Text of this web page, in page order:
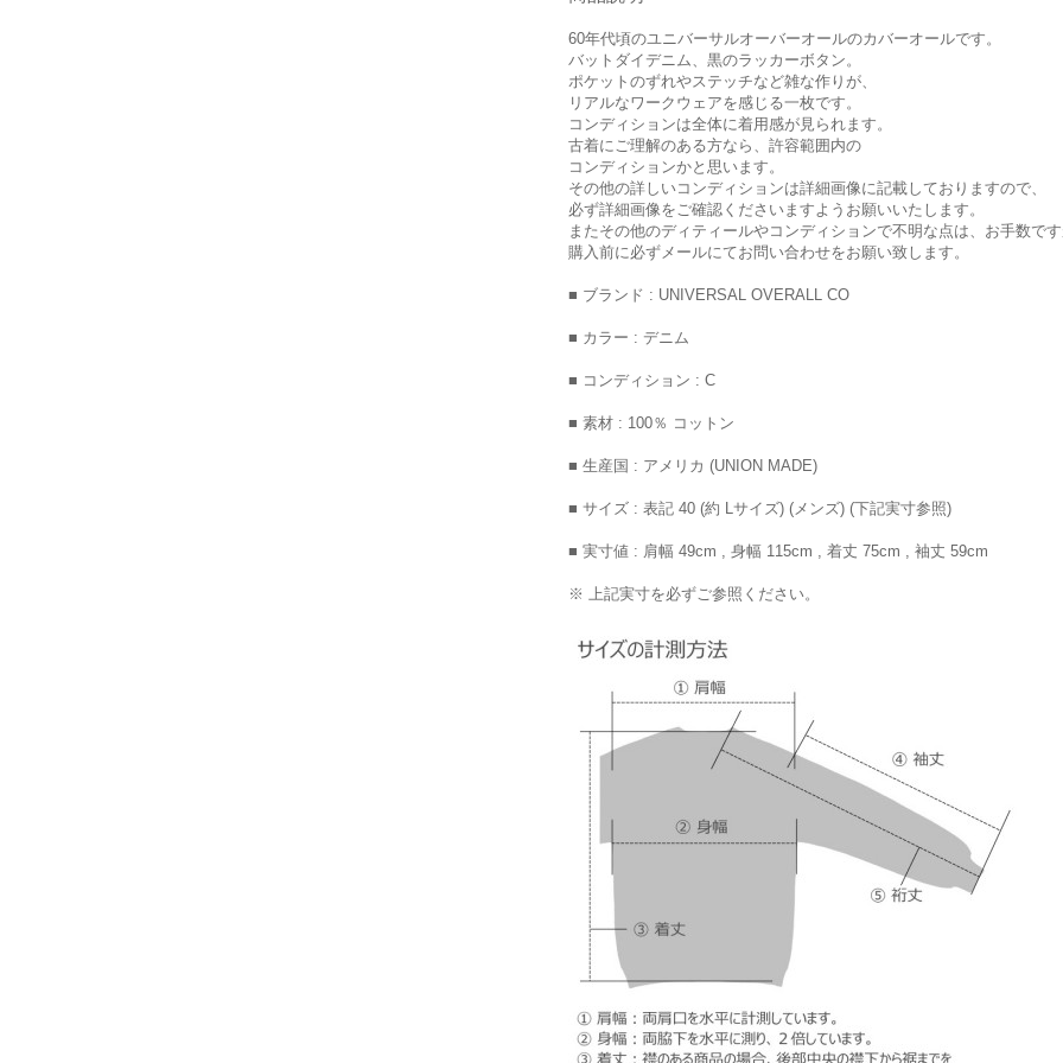
60年代頃のユニバーサルオーバーオールのカバーオールです。
バットダイデニム、黒のラッカーボタン。
ポケットのずれやステッチなど雑な作りが、
リアルなワークウェアを感じる一枚です。
コンディションは全体に着用感が見られます。
古着にご理解のある方なら、許容範囲内の
コンディションかと思います。
その他の詳しいコンディションは詳細画像に記載しておりますので、
必ず詳細画像をご確認くださいますようお願いいたします。
またその他のディティールやコンディションで不明な点は、お手数で
購入前に必ずメールにてお問い合わせをお願い致します。
■ ブランド : UNIVERSAL OVERALL CO
■ カラー : デニム
■ コンディション : C
■ 素材 : 100％ コットン
■ 生産国 : アメリカ (UNION MADE)
■ サイズ : 表記 40 (約 Lサイズ) (メンズ) (下記実寸参照)
■ 実寸値 : 肩幅 49cm , 身幅 115cm , 着丈 75cm , 袖丈 59cm
※ 上記実寸を必ずご参照ください。